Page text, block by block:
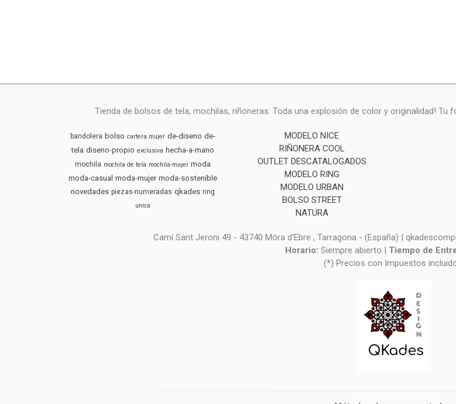
Tienda de bolsos de tela, mochilas, riñoneras. Toda una explosión de color y originalidad!
bandolera bolso cartera mujer de-diseno de-
tela diseno-propio exclusiva hecha-a-mano
mochila mochila de tela mochila-mujer moda
moda-casual moda-mujer moda-sostenible
novedades piezas-numeradas qkades ring
unica
MODELO NICE
RIÑONERA COOL
OUTLET DESCATALOGADOS
MODELO RING
MODELO URBAN
BOLSO STREET
NATURA
Camí Sant Jeroni 49 - 43740 Móra d'Ebre , Tarragona - (España) |
Horario: Siempre abierto | Tiempo de
(*) Precios con Impuestos